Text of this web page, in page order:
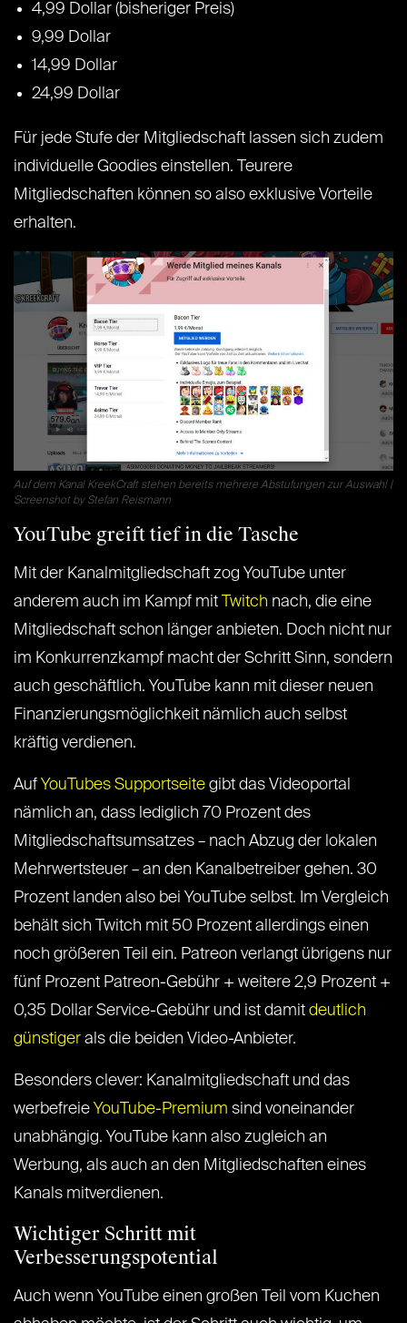
4,99 Dollar (bisheriger Preis)
9,99 Dollar
14,99 Dollar
24,99 Dollar
Für jede Stufe der Mitgliedschaft lassen sich zudem
individuelle Goodies einstellen. Teurere
Mitgliedschaften können so also exklusive Vorteile
erhalten.
Auf dem Kanal KreekCraft stehen bereits mehrere Abstufungen zur Auswahl |
Screenshot by Stefan Reismann
YouTube greift tief in die Tasche
Mit der Kanalmitgliedschaft zog YouTube unter
anderem auch im Kampf mit Twitch nach, die eine
Mitgliedschaft schon länger anbieten. Doch nicht nur
im Konkurrenzkampf macht der Schritt Sinn, sondern
auch geschäftlich. YouTube kann mit dieser neuen
Finanzierungsmöglichkeit nämlich auch selbst
kräftig verdienen.
Auf YouTubes Supportseite gibt das Videoportal
nämlich an, dass lediglich 70 Prozent des
Mitgliedschaftsumsatzes – nach Abzug der lokalen
Mehrwertsteuer – an den Kanalbetreiber gehen. 30
Prozent landen also bei YouTube selbst. Im Vergleich
behält sich Twitch mit 50 Prozent allerdings einen
noch größeren Teil ein. Patreon verlangt übrigens nur
fünf Prozent Patreon-Gebühr + weitere 2,9 Prozent +
0,35 Dollar Service-Gebühr und ist damit deutlich
günstiger als die beiden Video-Anbieter.
Besonders clever: Kanalmitgliedschaft und das
werbefreie YouTube-Premium sind voneinander
unabhängig. YouTube kann also zugleich an
Werbung, als auch an den Mitgliedschaften eines
Kanals mitverdienen.
Wichtiger Schritt mit
Verbesserungspotential
Auch wenn YouTube einen großen Teil vom Kuchen